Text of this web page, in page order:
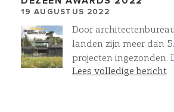
19 AUGUSTUS 2022
Door
landen zijn meer dan
projecten ingezonden.
staan nu 30
Lees volledige bericht